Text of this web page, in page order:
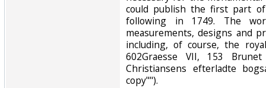
could publish the first part
following in 1749. The
measurements, designs and
including, of course, the
602Graesse VII, 153
Christiansens efterladte
copy"").‎